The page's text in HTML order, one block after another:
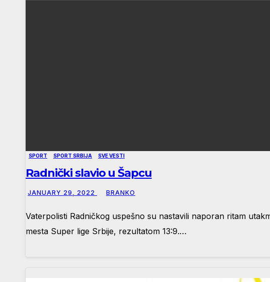
SPORT SPORT SRBIJA SVE VESTI
Radnički slavio u Šapcu
JANUARY 29, 2022 BRANKO
Vaterpolisti Radničkog uspešno su nastavili naporan ritam
mesta Super lige Srbije, rezultatom 13:9.…